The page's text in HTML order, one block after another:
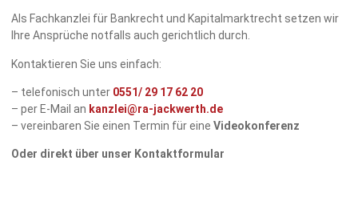
Als Fachkanzlei für Bankrecht und Kapitalmarktrecht setzen wir
Ihre Ansprüche notfalls auch gerichtlich durch.
Kontaktieren Sie uns einfach:
– telefonisch unter 0551/ 29 17 62 20
– per E-Mail an kanzlei@ra-jackwerth.de
– vereinbaren Sie einen Termin für eine Videokonferenz
Oder direkt über unser Kontaktformular